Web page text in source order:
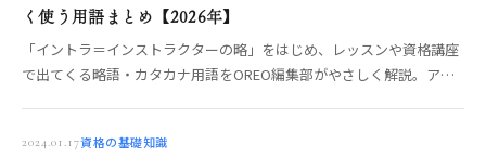
く使う用語まとめ【2026年】
「イントラ＝インストラクターの略」をはじめ、レッスンや資格講座
で出てくる略語・カタカナ用語をOREO編集部がやさしく解説。アー
2024.01.17資格の基礎知識